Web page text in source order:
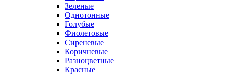
Зеленые
Однотонные
Голубые
Фиолетовые
Сиреневые
Коричневые
Разноцветные
Красные